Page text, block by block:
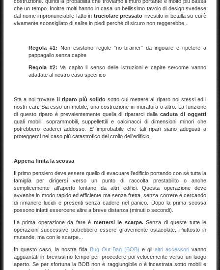
che un tempo. Inoltre molti hanno in casa un bellissimo tavolo di design svedese
dal nome impronunciabile fatto in truciolare pressato rivestito in betulla su cui è
vivamente sconsigliato di salire in piedi perché di sicuro non reggerebbe...
Regola #1: Non esistono regole "no brainer" da ingoiare e ripetere a
pappagallo senza capire
Regola #2: Va capito il senso delle istruzioni e capire se/come vanno
adattate al nostro caso specifico
Sta a noi trovare il riparo più solidosotto cui mettere al riparo noi stessi ed i
nostri cari. Sia esso un mobile, una costruzione in muratura o altro. La funzione
di questo riparo è prevalentemente quella di ripararci dallacaduta di oggetti
quali mobili, soprammobili, suppellettili e calcinacci di dimensioni minori che
potrebbero caderci addosso. E' improbabile che tali ripari siano adeguati a
proteggerci nel caso più catastrofico del crollo dell'edificio.
Appena finita la scossa
Il primo pensiero deve essere quello di evacuare l'edificio portando con sè tutta la
famiglia per dirigersi verso un punto di raccolta prestabilito o anche
semplicemente all'aperto lontano da altri edifici. Questa operazione deve
avvenire in modo rapido ed efficiente ma senza fretta, senza correre e cercando
di rimanere lucidi e presenti senza cadere nel panico. Dopo la prima scossa
possono infatti essercene altre a breve distanza (minuti o secondi).
La prima operazione da fare è mettersi le scarpe.Senza di queste tutte le
operazioni successive potrebbero essere gravemente ostacolate. Piuttosto in
mutande, ma con le scarpe...
In questo caso, la nostra fida Bug Out Bag (BOB) e glialtri accessori vanno
agguantati in brevissimo tempo per procedere poi velocemente verso un luogo
aperto. Se per sfortuna la BOB non è raggiungibile o è incastrata sotto mobili e